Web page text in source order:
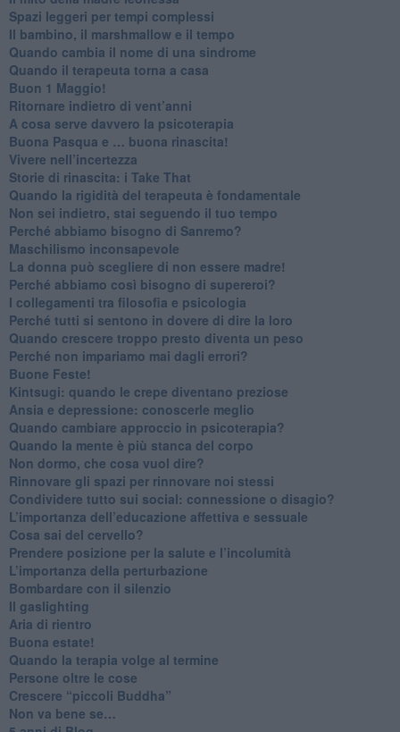
Spazi leggeri per tempi complessi
Il bambino, il marshmallow e il tempo
​Quando cambia il nome di una sindrome
​Quando il terapeuta torna a casa
​Buon 1 Maggio!
Ritornare indietro di vent’anni
​A cosa serve davvero la psicoterapia
​Buona Pasqua e … buona rinascita!
​Vivere nell’incertezza
​Storie di rinascita: i Take That
​Quando la rigidità del terapeuta è fondamentale
​Non sei indietro, stai seguendo il tuo tempo
​Perché abbiamo bisogno di Sanremo?
​Maschilismo inconsapevole
​La donna può scegliere di non essere madre!
​Perché abbiamo così bisogno di supereroi?
​I collegamenti tra filosofia e psicologia
​Perché tutti si sentono in dovere di dire la loro
​Quando crescere troppo presto diventa un peso
​Perché non impariamo mai dagli errori?
​Buone Feste!
​Kintsugi: quando le crepe diventano preziose
Ansia e depressione: conoscerle meglio
Quando cambiare approccio in psicoterapia?
​Quando la mente è più stanca del corpo
Non dormo, che cosa vuol dire?
​Rinnovare gli spazi per rinnovare noi stessi
​Condividere tutto sui social: connessione o disagio?
​L’importanza dell’educazione affettiva e sessuale
​Cosa sai del cervello?
Prendere posizione per la salute e l’incolumità
L’importanza della perturbazione
​Bombardare con il silenzio
Il gaslighting
Aria di rientro
Buona estate!
​Quando la terapia volge al termine
​Persone oltre le cose
​Crescere “piccoli Buddha”
Non va bene se…